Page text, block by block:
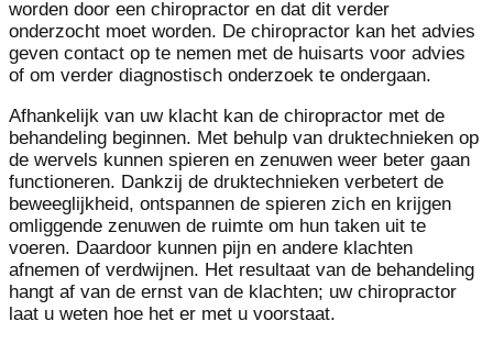
worden door een chiropractor en dat dit verder
onderzocht moet worden. De chiropractor kan het advies
geven contact op te nemen met de huisarts voor advies
of om verder diagnostisch onderzoek te ondergaan.
Afhankelijk van uw klacht kan de chiropractor met de
behandeling beginnen. Met behulp van druktechnieken op
de wervels kunnen spieren en zenuwen weer beter gaan
functioneren. Dankzij de druktechnieken verbetert de
beweeglijkheid, ontspannen de spieren zich en krijgen
omliggende zenuwen de ruimte om hun taken uit te
voeren. Daardoor kunnen pijn en andere klachten
afnemen of verdwijnen. Het resultaat van de behandeling
hangt af van de ernst van de klachten; uw chiropractor
laat u weten hoe het er met u voorstaat.